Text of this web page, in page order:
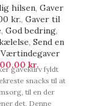
hilsen, Gaver
kr., Gaver til
, God bedring,
, Send en
Værtindegaver
kr.
gavekurv fyldt
snacks til at
til en der
det. Denne